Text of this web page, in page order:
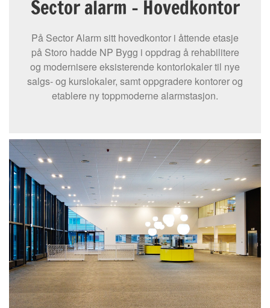
Sector alarm - Hovedkontor
På Sector Alarm sitt hovedkontor i åttende etasje
på Storo hadde NP Bygg i oppdrag å rehabilitere
og modernisere eksisterende kontorlokaler til nye
salgs- og kurslokaler, samt oppgradere kontorer og
etablere ny toppmoderne alarmstasjon.